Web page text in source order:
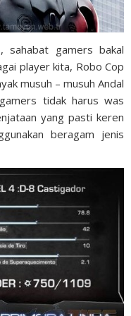
sahabat gamers bakal
player kita, Robo Cop
musuh – musuh Andal
tidak harus was
yang pasti keren
beragam jenis